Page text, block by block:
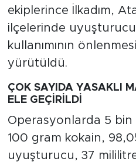
ekiplerince İlkadım,
ilçelerinde
kullanımının
yürütüldü.
ÇOK SAYIDA YASAKLI
ELE GEÇİRİLDİ
Operasyonlarda 5 bin
100 gram kokain,
uyuşturucu, 37